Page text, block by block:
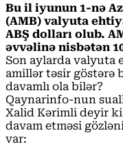
Bu il iyunun 1-nə
(AMB) valyuta
ABŞ dolları olub.
əvvəlinə nisbətən
Son aylarda valyuta
amillər təsir göstərə
davamlı ola bilər?
Qaynarinfo-nun
Xalid Kərimli deyir
davam etməsi
var: